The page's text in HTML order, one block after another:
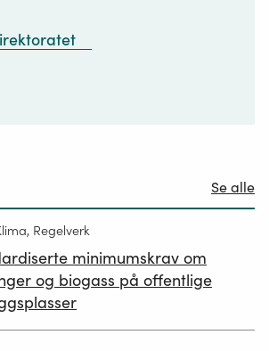
Se alle
Regelverk
minimumskrav om
og biogass på offentlige